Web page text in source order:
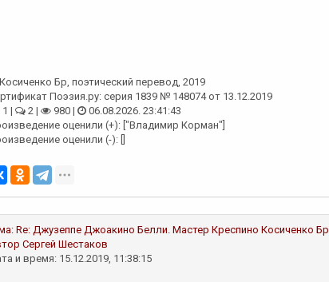
Косиченко Бр , поэтический перевод, 2019
Поэзия.ру: серия 1839 № 148074 от 13.12.2019
1 |
2 | 980 |
06.08.2026. 23:41:43
оценили (+): ["Владимир Корман"]
оценили (-): []
Re: Джузеппе Джоакино Белли. Мастер Креспино Косиченко Бр
Сергей Шестаков
и время: 15.12.2019, 11:38:15